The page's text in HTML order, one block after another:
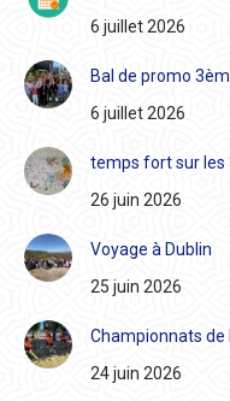
6 juillet 2026
Bal de promo
6 juillet 2026
temps fort sur les
26 juin 2026
Voyage à Dublin
25 juin 2026
Championnats de
24 juin 2026